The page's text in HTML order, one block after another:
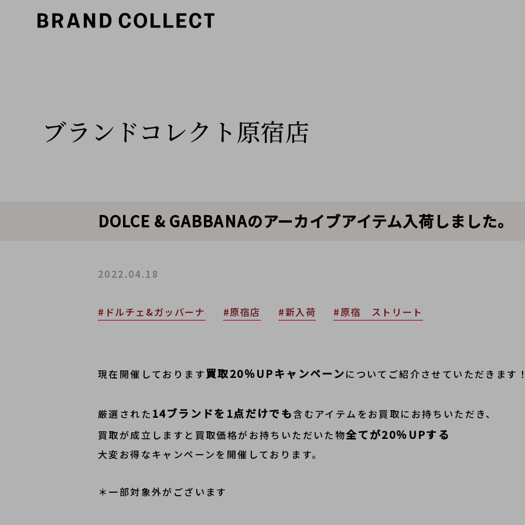
ブランドコレクト原宿店
DOLCE & GABBANAのアーカイブアイテム入荷しました。
2022.04.18
#ドルチェ&ガッバーナ #原宿店 #新入荷 #原宿 ストリート
現在開催しております 買取20％UPキャンペーンについてご紹介させていただきます！
厳選された 14ブランドを1点だけでも含むアイテムをお買取にお持ちいただき、
買取が成立しますと買取価格がお持ちいただいた物全てが20％UPする
大変お得なキャンペーンを開催しております。
＊一部対象外がございます